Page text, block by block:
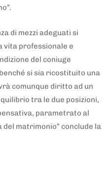
di mezzi adeguati si
vita professionale e
del coniuge
si sia ricostituito una
comunque diritto ad un
tra le due posizioni,
parametrato al
matrimonio” conclude la